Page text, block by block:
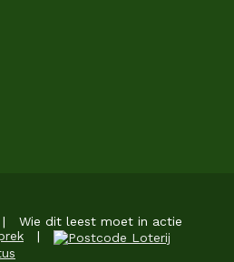
| Wie dit leest moet in actie
|